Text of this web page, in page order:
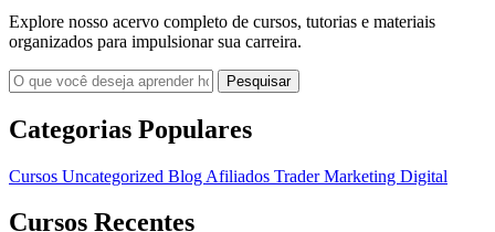
Explore nosso acervo completo de cursos, tutorias e materiais
organizados para impulsionar sua carreira.
Pesquisar
Categorias Populares
Cursos Uncategorized Blog Afiliados TraderMarketing Digital
Cursos Recentes